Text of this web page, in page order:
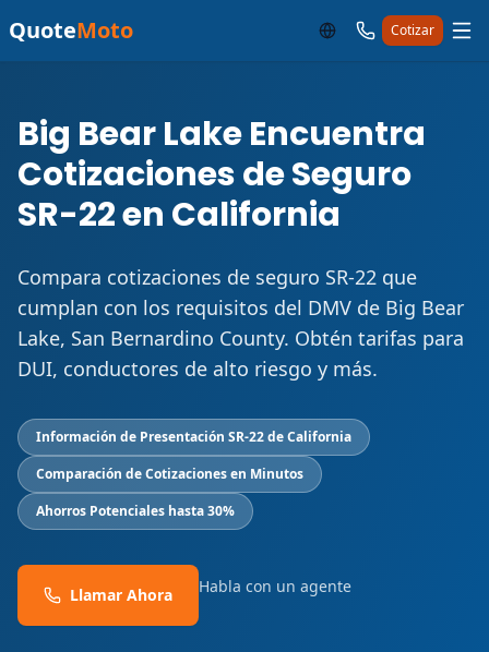
QuoteMoto Cotizar
Big Bear Lake Encuentra
Cotizaciones de Seguro
SR-22 en California
Compara cotizaciones de seguro SR-22 que
cumplan con los requisitos del DMV de Big Bear
Lake, San Bernardino County. Obtén tarifas para
DUI, conductores de alto riesgo y más.
Información de Presentación SR-22 de California
Comparación de Cotizaciones en Minutos
Ahorros Potenciales hasta 30%
Llamar Ahora Habla con un agente